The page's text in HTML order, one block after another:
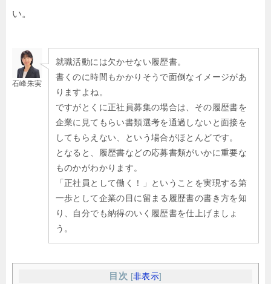
い。
石峰朱実
就職活動には欠かせない履歴書。
書くのに時間もかかりそうで面倒なイメージがあ
りますよね。
ですがとくに正社員募集の場合は、その履歴書を
企業に見てもらい書類選考を通過しないと面接を
してもらえない、という場合がほとんどです。
となると、履歴書などの応募書類がいかに重要な
ものかがわかります。
「正社員として働く！」ということを実現する第
一歩として企業の目に留まる履歴書の書き方を知
り、自分でも納得のいく履歴書を仕上げましょ
う。
目次 [非表示]